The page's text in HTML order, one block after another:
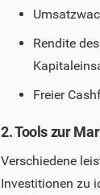
Rendite
Freier
2. Tools zur
Verschiedene
Investitionen zu